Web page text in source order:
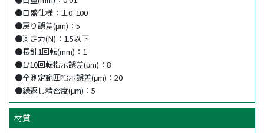
●目盛仕様：±0-100
●戻り誤差(μm)：5
●測定力(N)：1.5以下
●長針1回転(mm)：1
●1/10回転指示誤差(μm)：8
●全測定範囲指示誤差(μm)：20
●繰返し精密度(μm)：5
材質